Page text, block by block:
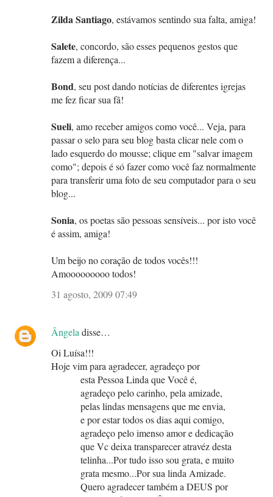
Zilda Santiago, estávamos sentindo sua falta, amiga!
Salete, concordo, são esses pequenos gestos que
fazem a diferença...
Bond, seu post dando notícias de diferentes igrejas
me fez ficar sua fã!
Sueli, amo receber amigos como você... Veja, para
passar o selo para seu blog basta clicar nele com o
lado esquerdo do mousse; clique em "salvar imagem
como"; depois é só fazer como você faz normalmente
para transferir uma foto de seu computador para o seu
blog...
Sonia, os poetas são pessoas sensíveis... por isto você
é assim, amiga!
Um beijo no coração de todos vocês!!!
Amooooooooo todos!
31 agosto, 2009 07:49
Ângeladisse…
Oi Luísa!!!
Hoje vim para agradecer, agradeço por
esta Pessoa Linda que Você é,
agradeço pelo carinho, pela amizade,
pelas lindas mensagens que me envia,
e por estar todos os dias aqui comigo,
agradeço pelo imenso amor e dedicação
que Vc deixa transparecer atravéz desta
telinha...Por tudo isso sou grata, e muito
grata mesmo...Por sua linda Amizade.
Quero agradecer também a DEUS por